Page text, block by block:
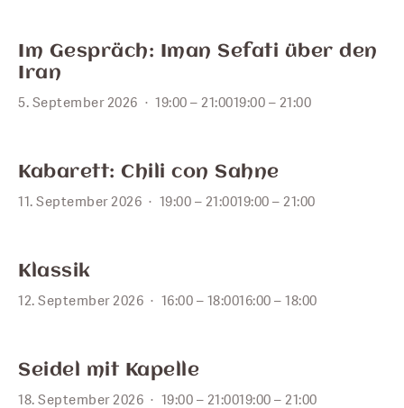
5
Im Gespräch: Iman Sefati über den
Iran
5. September 2026
19:00 – 21:0019:00 – 21:00
11
Kabarett: Chili con Sahne
11. September 2026
19:00 – 21:0019:00 – 21:00
Klassik
12. September 2026
16:00 – 18:0016:00 – 18:00
Seidel mit Kapelle
18. September 2026
19:00 – 21:0019:00 – 21:00